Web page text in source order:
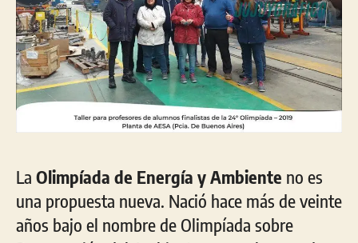
La Olimpíada de Energía y Ambiente no es
una propuesta nueva. Nació hace más de veinte
años bajo el nombre de Olimpíada sobre